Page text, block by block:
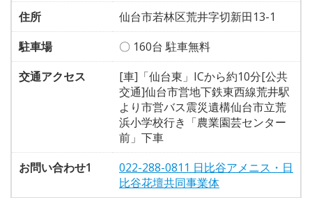
住所
仙台市若林区荒井字切新田13-1
駐車場
〇 160台 駐車無料
交通アクセス
[車]「仙台東」ICから約10分[公共
交通]仙台市営地下鉄東西線荒井駅
より市営バス震災遺構仙台市立荒
浜小学校行き「農業園芸センター
前」下車
お問い合わせ1
022-288-0811 日比谷アメニス・日
比谷花壇共同事業体